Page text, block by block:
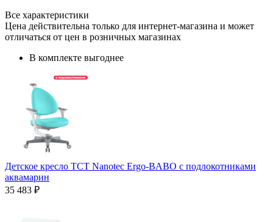
Все характеристики
Цена действительна только для интернет-магазина и может
отличаться от цен в розничных магазинах
В комплекте выгоднее
Детское кресло TCT Nanotec Ergo-BABO с подлокотниками
аквамарин
35 483 ₽